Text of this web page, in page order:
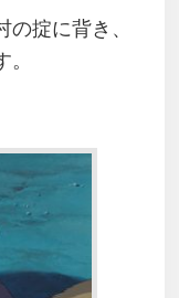
掟に背き、